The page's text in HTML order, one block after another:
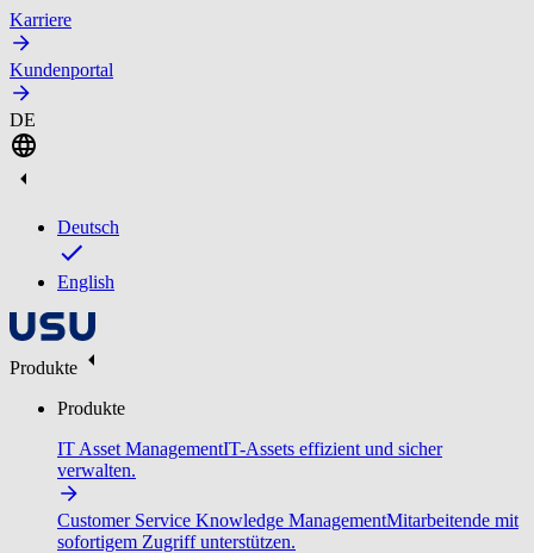
Karriere
Kundenportal
DE
Deutsch
English
Produkte
Produkte
IT Asset ManagementIT-Assets effizient und sicher
verwalten.
Customer Service Knowledge ManagementMitarbeitende mit
sofortigem Zugriff unterstützen.